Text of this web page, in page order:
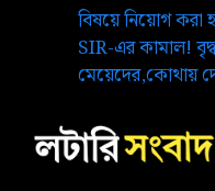
বিষয়ে নিয়োগ করা
SIR-এর কামাল!
মেয়েদের,কোথায়